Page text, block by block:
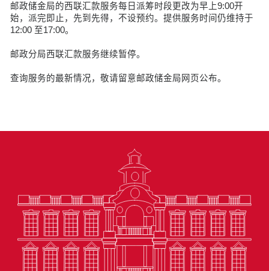
邮政储金局的西联汇款服务每日派筹时段更改为早上9:00开
始，派完即止，先到先得，不设预约。提供服务时间仍维持于
12:00 至17:00。
邮政分局西联汇款服务继续暂停。
查询服务的最新情况，敬请留意邮政储金局网页公布。